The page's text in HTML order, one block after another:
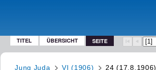
TITEL ÜBERSICHT SEITE
Jung Juda VI (1906) 24 (17.8.1906)